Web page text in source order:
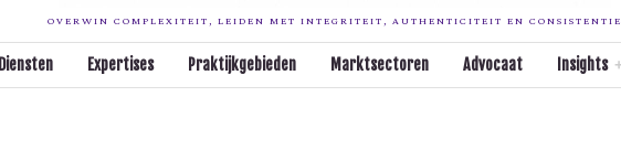
OVERWIN COMPLEXITEIT, LEIDEN MET INTEGRITEIT, AUTHENTICITEIT EN CONSISTENTIE
Diensten Expertises Praktijkgebieden Marktsectoren Advocaat Insights